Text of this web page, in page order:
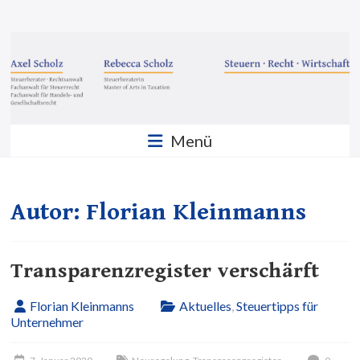
·
Recht
Wirtschaft
Scholz
GbR
Menü
Autor: Florian Kleinmanns
Transparenzregister verschärft
Florian Kleinmanns Aktuelles,Steuertipps für
Unternehmer